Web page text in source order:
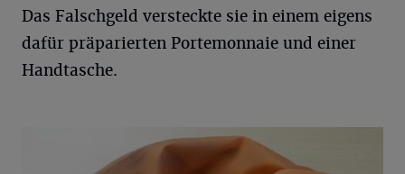
Das Falschgeld versteckte sie in einem eigens
dafür präparierten Portemonnaie und einer
Handtasche.